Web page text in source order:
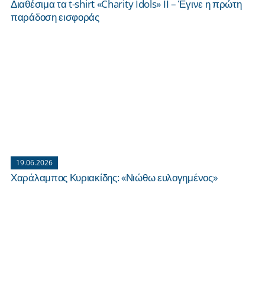
Διαθέσιμα τα t-shirt «Charity Idols» ΙΙ – Έγινε η πρώτη
παράδοση εισφοράς
19.06.2026
Χαράλαμπος Κυριακίδης: «Νιώθω ευλογημένος»